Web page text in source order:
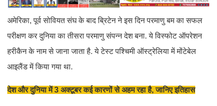
अमेरिका, पूर्व सोवियत संघ के बाद ब्रिटेन ने इस दिन परमाणु बम का सफल
परीक्षण कर दुनिया का तीसरा परमाणु संपन्न देश बना. ये विस्फोट ऑपरेशन
हरीकैन के नाम से जाना जाता है. ये टेस्ट पश्चिमी ऑस्ट्रेलिया में मोंटेबेल
आइलैंड में किया गया था.
देश और दुनिया में 3 अक्टूबर कई कारणों से अहम रहा है, जानिए इतिहास